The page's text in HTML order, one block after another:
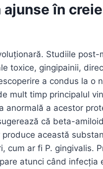
în
Studiile
toxice, gingipainii,
a condus la o
mult timp principalul
anormală a acestor
că beta-
această
cum ar fi P. gingivalis.
atunci când